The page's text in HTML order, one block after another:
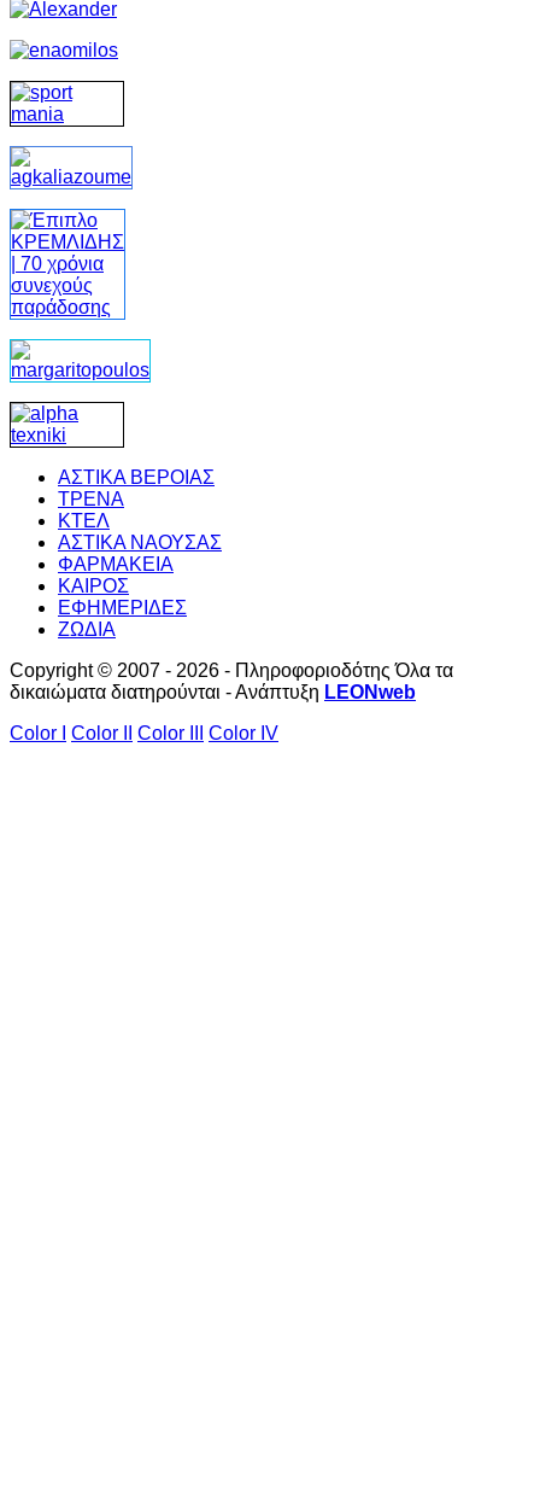
ΑΣΤΙΚΑ ΒΕΡΟΙΑΣ
ΤΡΕΝΑ
ΚΤΕΛ
ΑΣΤΙΚΑ ΝΑΟΥΣΑΣ
ΦΑΡΜΑΚΕΙΑ
ΚΑΙΡΟΣ
ΕΦΗΜΕΡΙΔΕΣ
ΖΩΔΙΑ
Copyright © 2007 - 2026 - Πληροφοριοδότης Όλα τα
δικαιώματα διατηρούνται - Ανάπτυξη LEONweb
Color I
Color II Color III Color IV